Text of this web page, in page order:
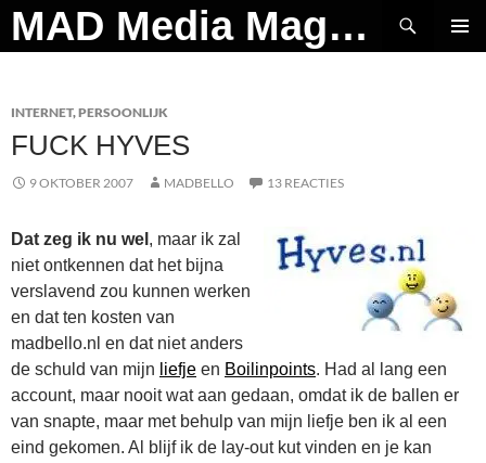
Ga
naar
MAD Media Magazine
Zoeken
INTERNET,PERSOONLIJK
FUCK HYVES
9 OKTOBER 2007 MADBELLO 13 REACTIES
Dat zeg ik nu wel , maar ik zal
niet ontkennen dat het bijna
verslavend zou kunnen werken
en dat ten kosten van
madbello.nl en dat niet anders
de schuld van mijn liefje en Boilinpoints. Had al lang een
account, maar nooit wat aan gedaan, omdat ik de ballen er
van snapte, maar met behulp van mijn liefje ben ik al een
eind gekomen. Al blijf ik de lay-out kut vinden en je kan